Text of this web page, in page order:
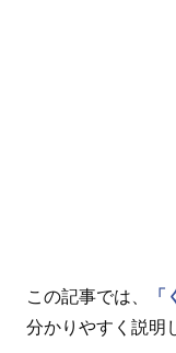
この記事では、 「
分かりやすく説明